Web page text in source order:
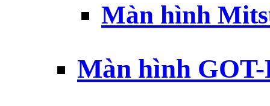
Màn hình
Màn hình GOT-